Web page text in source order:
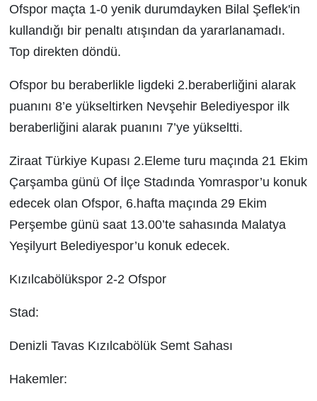
Ofspor maçta 1-0 yenik durumdayken Bilal Şeflek'in
kullandığı bir penaltı atışından da yararlanamadı.
Top direkten döndü.
Ofspor bu beraberlikle ligdeki 2.beraberliğini alarak
puanını 8’e yükseltirken Nevşehir Belediyespor ilk
beraberliğini alarak puanını 7’ye yükseltti.
Ziraat Türkiye Kupası 2.Eleme turu maçında 21 Ekim
Çarşamba günü Of İlçe Stadında Yomraspor’u konuk
edecek olan Ofspor, 6.hafta maçında 29 Ekim
Perşembe günü saat 13.00’te sahasında Malatya
Yeşilyurt Belediyespor’u konuk edecek.
Kızılcabölükspor 2-2 Ofspor
Stad:
Denizli Tavas Kızılcabölük Semt Sahası
Hakemler: